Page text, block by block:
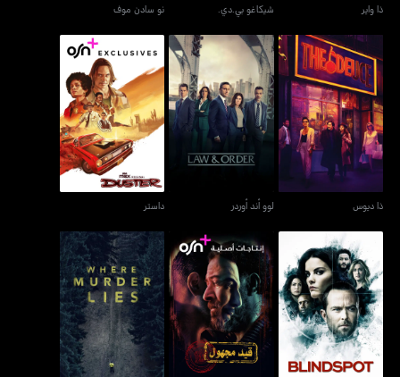
ذا واير شيكاغو بي.دي. نو سادن موف
ذا ديوس
ذا ديوس
لوو أند أوردر
لوو أند أوردر
داستر
داستر
بلايندسبوت قيد مجهول وير ميردر لايز